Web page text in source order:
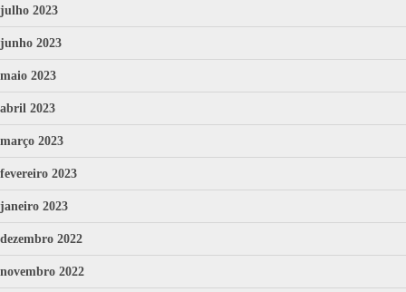
julho 2023
junho 2023
maio 2023
abril 2023
março 2023
fevereiro 2023
janeiro 2023
dezembro 2022
novembro 2022